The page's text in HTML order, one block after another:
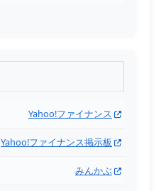
Yahoo!ファイナンス
Yahoo!ファイナンス掲示板
みんかぶ